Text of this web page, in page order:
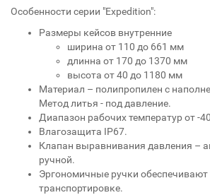
Особенности серии "Expedition":
Размеры кейсов внутренние
ширина от 110 до 661 мм
длинна от 170 до 1370 мм
высота от 40 до 1180 мм
Материал – полипропилен с
Метод литья - под давление.
Диапазон рабочих температур от -
Влагозащита IP67.
Клапан выравнивания давления –
ручной.
Эргономичные ручки обеспечивают
транспортировке.